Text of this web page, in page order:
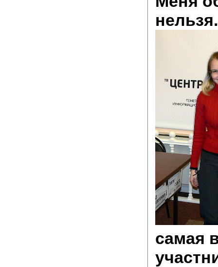
самая